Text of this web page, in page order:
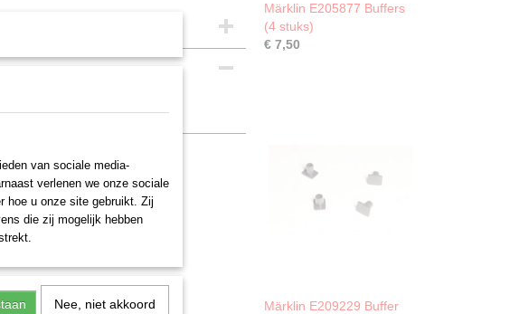
stuks)
Märklin E205877 Buffers
(4 stuks)
€ 7,50
Märklin E209229 Buffer
van sociale media-
verlenen we onze sociale
hoe u onze site gebruikt. Zij
die zij mogelijk hebben
Nee, niet akkoord